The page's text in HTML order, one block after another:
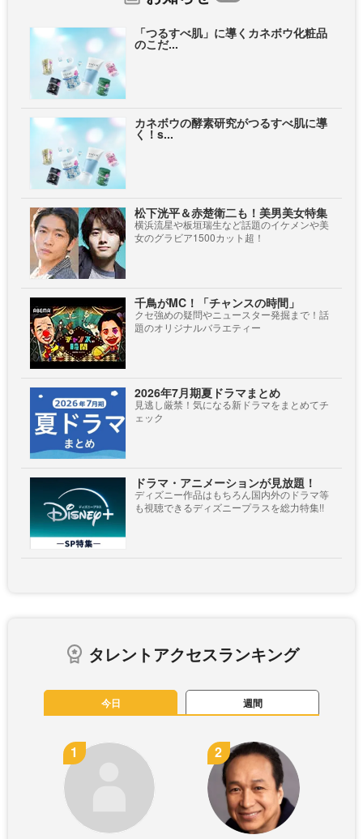
「つるすべ肌」に導くカネボウ化粧品
のこだ...
カネボウの酵素研究がつるすべ肌に導
く！s...
松下洸平＆赤楚衛二も！美男美女特集
横浜流星や板垣瑞生など話題のイケメンや美
女のグラビア1500カット超！
千鳥がMC！「チャンスの時間」
クセ強めの疑問やニュースター発掘まで！話
題のオリジナルバラエティー
2026年7月期夏ドラマまとめ
見逃し厳禁！気になる新ドラマをまとめてチ
ェック
ドラマ・アニメーションが見放題！
ディズニー作品はもちろん国内外のドラマ等
も視聴できるディズニープラスを総力特集!!
タレントアクセスランキング
今日 週間